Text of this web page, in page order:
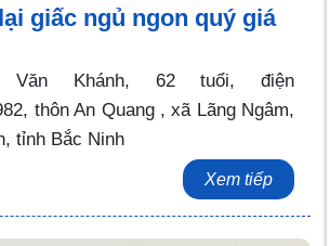
giấc ngủ ngon quý giá
Văn Khánh, 62 tuổi, điện
thôn An Quang , xã Lãng Ngâm,
tỉnh Bắc Ninh
Xem tiếp